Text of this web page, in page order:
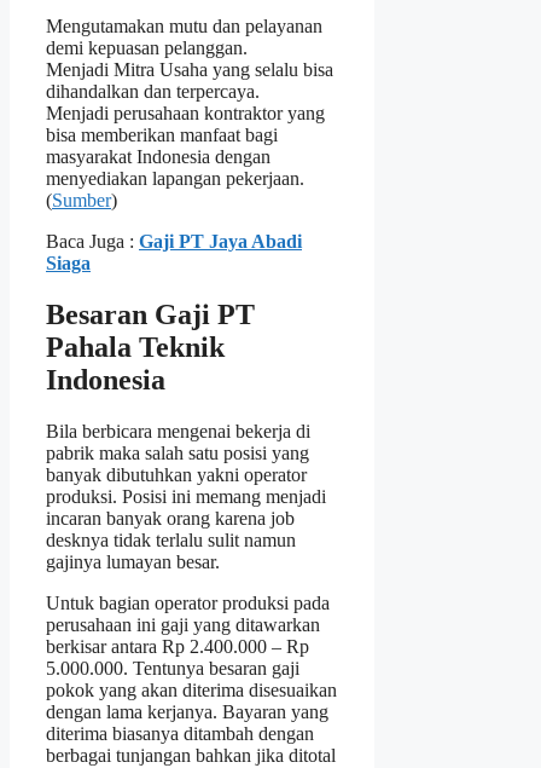
Mengutamakan mutu dan pelayanan
demi kepuasan pelanggan.
Menjadi Mitra Usaha yang selalu bisa
dihandalkan dan terpercaya.
Menjadi perusahaan kontraktor yang
bisa memberikan manfaat bagi
masyarakat Indonesia dengan
menyediakan lapangan pekerjaan.
(Sumber)
Baca Juga : Gaji PT Jaya Abadi
Siaga
Besaran Gaji PT
Pahala Teknik
Indonesia
Bila berbicara mengenai bekerja di
pabrik maka salah satu posisi yang
banyak dibutuhkan yakni operator
produksi. Posisi ini memang menjadi
incaran banyak orang karena job
desknya tidak terlalu sulit namun
gajinya lumayan besar.
Untuk bagian operator produksi pada
perusahaan ini gaji yang ditawarkan
berkisar antara Rp 2.400.000 – Rp
5.000.000. Tentunya besaran gaji
pokok yang akan diterima disesuaikan
dengan lama kerjanya. Bayaran yang
diterima biasanya ditambah dengan
berbagai tunjangan bahkan jika ditotal